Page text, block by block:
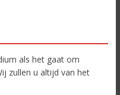
als het gaat om
zullen u altijd van het